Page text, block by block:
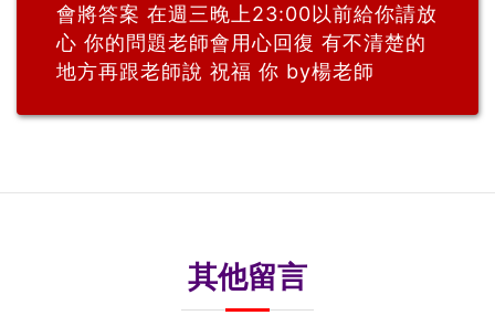
會將答案 在週三晚上23:00以前給你請放
心 你的問題老師會用心回復 有不清楚的
地方再跟老師說 祝福 你 by楊老師
其他留言